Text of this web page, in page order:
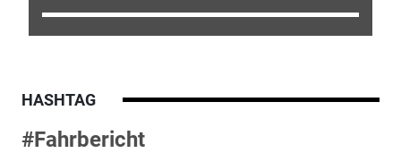
HASHTAG
#Fahrbericht